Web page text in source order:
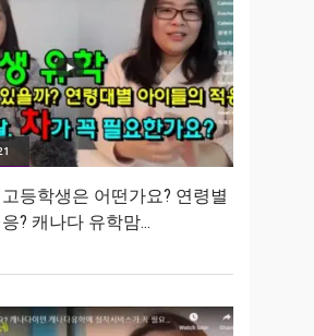
등학생은 어떤가요? 연령별
? 캐나다 유학맘